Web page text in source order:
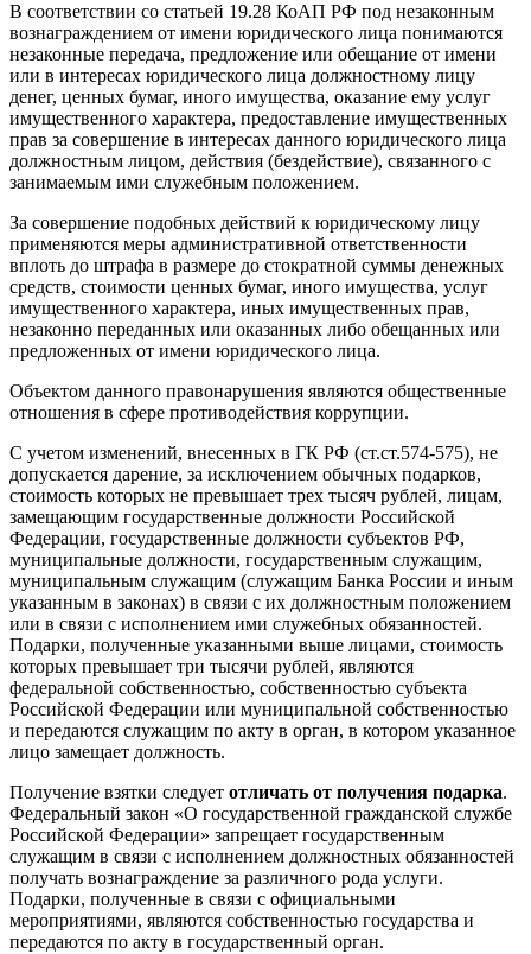
В соответствии со статьей 19.28 КоАП РФ под незаконным
вознаграждением от имени юридического лица понимаются
незаконные передача, предложение или обещание от имени
или в интересах юридического лица должностному лицу
денег, ценных бумаг, иного имущества, оказание ему услуг
имущественного характера, предоставление имущественных
прав за совершение в интересах данного юридического лица
должностным лицом, действия (бездействие), связанного с
занимаемым ими служебным положением.
За совершение подобных действий к юридическому лицу
применяются меры административной ответственности
вплоть до штрафа в размере до стократной суммы денежных
средств, стоимости ценных бумаг, иного имущества, услуг
имущественного характера, иных имущественных прав,
незаконно переданных или оказанных либо обещанных или
предложенных от имени юридического лица.
Объектом данного правонарушения являются общественные
отношения в сфере противодействия коррупции.
С учетом изменений, внесенных в ГК РФ (ст.ст.574-575), не
допускается дарение, за исключением обычных подарков,
стоимость которых не превышает трех тысяч рублей, лицам,
замещающим государственные должности Российской
Федерации, государственные должности субъектов РФ,
муниципальные должности, государственным служащим,
муниципальным служащим (служащим Банка России и иным
указанным в законах) в связи с их должностным положением
или в связи с исполнением ими служебных обязанностей.
Подарки, полученные указанными выше лицами, стоимость
которых превышает три тысячи рублей, являются
федеральной собственностью, собственностью субъекта
Российской Федерации или муниципальной собственностью
и передаются служащим по акту в орган, в котором указанное
лицо замещает должность.
Получение взятки следует отличать от получения подарка.
Федеральный закон «О государственной гражданской службе
Российской Федерации» запрещает государственным
служащим в связи с исполнением должностных обязанностей
получать вознаграждение за различного рода услуги.
Подарки, полученные в связи с официальными
мероприятиями, являются собственностью государства и
передаются по акту в государственный орган.